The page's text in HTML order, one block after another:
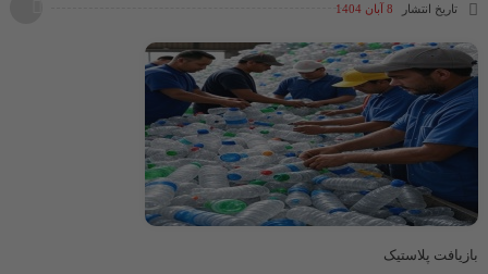
تاریخ انتشار 8 آبان 1404
بازیافت پلاستیک